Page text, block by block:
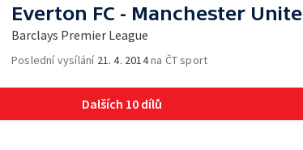
Everton FC - Manchester
Barclays Premier League
Poslední vysílání 21. 4. 2014na ČT sport
Dalších 10 dílů